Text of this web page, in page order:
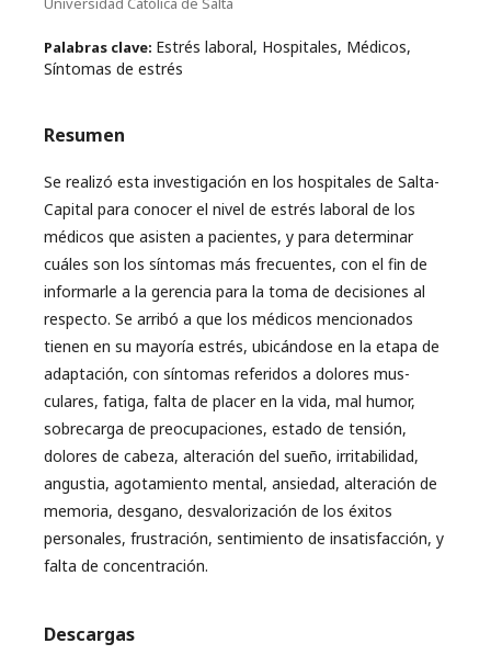
Palabras clave: Estrés laboral, Hospitales, Médicos,
Síntomas de estrés
Resumen
Se realizó esta investigación en los hospitales de Salta-
Capital para conocer el nivel de estrés laboral de los
médicos que asisten a pacientes, y para determinar
cuáles son los síntomas más frecuentes, con el fin de
informarle a la gerencia para la toma de decisiones al
respecto. Se arribó a que los médicos mencionados
tienen en su mayoría estrés, ubicándose en la etapa de
adaptación, con síntomas referidos a dolores mus-
culares, fatiga, falta de placer en la vida, mal humor,
sobrecarga de preocupaciones, estado de tensión,
dolores de cabeza, alteración del sueño, irritabilidad,
angustia, agotamiento mental, ansiedad, alteración de
memoria, desgano, desvalorización de los éxitos
personales, frustración, sentimiento de insatisfacción, y
falta de concentración.
Descargas